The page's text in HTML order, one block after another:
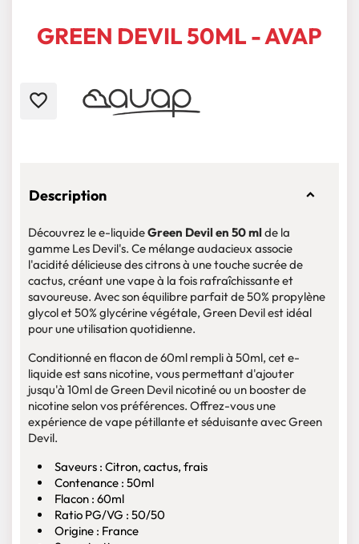
GREEN DEVIL 50ML - AVAP
favorite_border
Description
Découvrez le e-liquideGreen Devil en 50 ml de la
gamme Les Devil's. Ce mélange audacieux associe
l'acidité délicieuse des citrons à une touche sucrée de
cactus, créant une vape à la fois rafraîchissante et
savoureuse. Avec son équilibre parfait de 50% propylène
glycol et 50% glycérine végétale, Green Devil est idéal
pour une utilisation quotidienne.
Conditionné en flacon de 60ml rempli à 50ml, cet e-
liquide est sans nicotine, vous permettant d'ajouter
jusqu'à 10ml de Green Devil nicotiné ou un booster de
nicotine selon vos préférences. Offrez-vous une
expérience de vape pétillante et séduisante avec Green
Devil.
Saveurs : Citron, cactus, frais
Contenance : 50ml
Flacon : 60ml
Ratio PG/VG : 50/50
Origine : France